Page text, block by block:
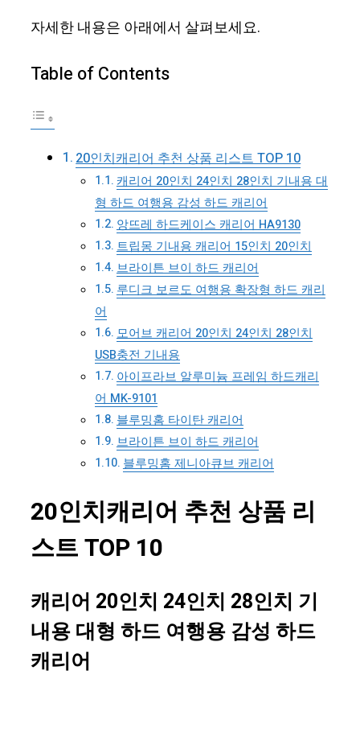
자세한 내용은 아래에서 살펴보세요.
Table of Contents
20인치캐리어 추천 상품 리스트 TOP 10
캐리어 20인치 24인치 28인치 기내용 대
형 하드 여행용 감성 하드 캐리어
앙뜨레 하드케이스 캐리어 HA9130
트립몽 기내용 캐리어 15인치 20인치
브라이튼 브이 하드 캐리어
루디크 보르도 여행용 확장형 하드 캐리
어
모어브 캐리어 20인치 24인치 28인치
USB충전 기내용
아이프라브 알루미늄 프레임 하드캐리
어 MK-9101
블루밍홈 타이탄 캐리어
브라이튼 브이 하드 캐리어
블루밍홈 제니아큐브 캐리어
20인치캐리어 추천 상품 리
스트 TOP 10
캐리어 20인치 24인치 28인치 기
내용 대형 하드 여행용 감성 하드
캐리어